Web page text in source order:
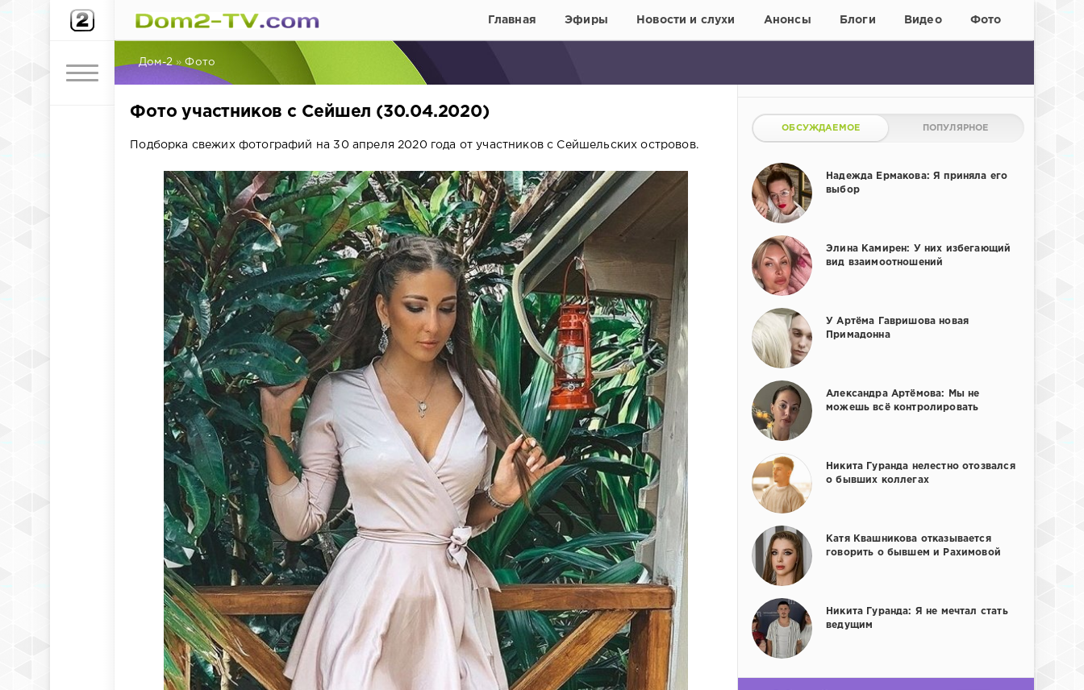
Главная Эфиры Новости и слухи Анонсы Блоги Видео Фото
Дом-2 »Фото
Фото участников с Сейшел (30.04.2020)
Подборка свежих фотографий на 30 апреля 2020 года от участников с Сейшельских островов.
ОБСУЖДАЕМОЕ ПОПУЛЯРНОЕ
Надежда Ермакова: Я приняла его
выбор
Элина Камирен: У них избегающий
вид взаимоотношений
У Артёма Гавришова новая
Примадонна
Александра Артёмова: Мы не
можешь всё контролировать
Никита Гуранда нелестно отозвался
о бывших коллегах
Катя Квашникова отказывается
говорить о бывшем и Рахимовой
Никита Гуранда: Я не мечтал стать
ведущим